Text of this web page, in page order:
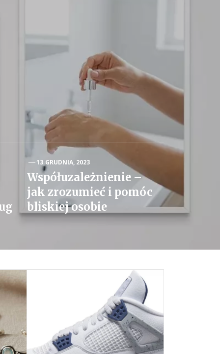
13 GRUDNIA, 2023
Współuzależnienie –
jak zrozumieć i pomóc
bliskiej osobie